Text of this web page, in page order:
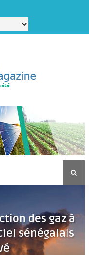
des gaz à
sénégalais